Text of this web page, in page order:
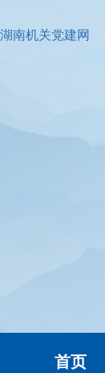
湖南机关党建网
首页